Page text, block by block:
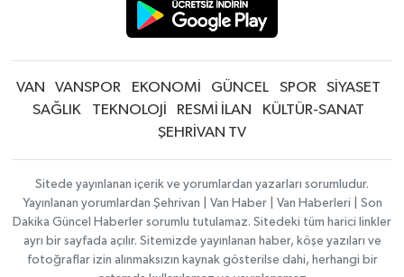
VAN VANSPOR EKONOMİ GÜNCEL SPOR
SİYASET
SAĞLIK
TEKNOLOJİ RESMİ İLAN
KÜLTÜR-SANAT
ŞEHRİVAN TV
Sitede yayınlanan içerik ve yorumlardan yazarları sorumludur.
Yayınlanan yorumlardan Şehrivan | Van Haber | Van Haberleri | Son
Dakika Güncel Haberler sorumlu tutulamaz. Sitedeki tüm harici linkler
ayrı bir sayfada açılır. Sitemizde yayınlanan haber, köşe yazıları ve
fotoğraflar izin alınmaksızın kaynak gösterilse dahi, herhangi bir